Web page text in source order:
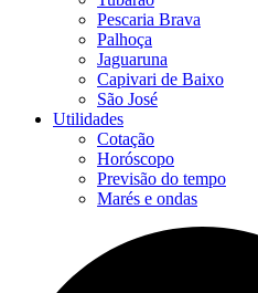
Pescaria Brava
Palhoça
Jaguaruna
Capivari de Baixo
São José
Utilidades
Cotação
Horóscopo
Previsão do tempo
Marés e ondas